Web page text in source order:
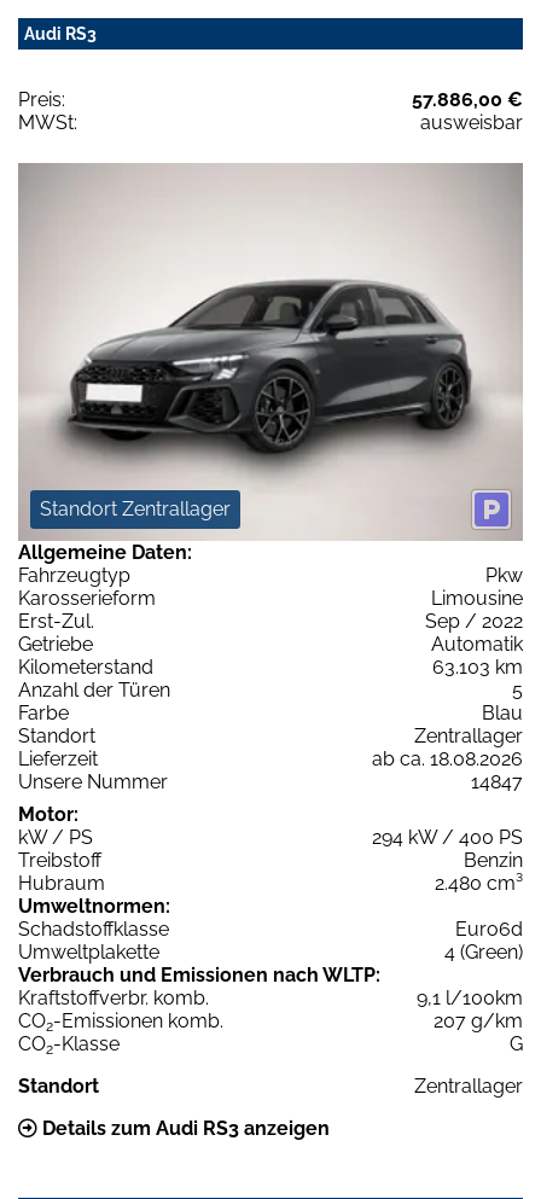
Audi RS3
Preis:
57.886,00 €
MWSt:
ausweisbar
Standort Zentrallager
Allgemeine Daten:
Fahrzeugtyp
Pkw
Karosserieform
Limousine
Erst-Zul.
Sep / 2022
Getriebe
Automatik
Kilometerstand
63.103 km
Anzahl der Türen
5
Farbe
Blau
Standort
Zentrallager
Lieferzeit
ab ca. 18.08.2026
Unsere Nummer
14847
Motor:
kW / PS
294 kW / 400 PS
Treibstoff
Benzin
Hubraum
2.480 cm³
Umweltnormen:
Schadstoffklasse
Euro6d
Umweltplakette
4 (Green)
Verbrauch und Emissionen nach WLTP:
Kraftstoffverbr. komb.
9,1 l/100km
CO2-Emissionen komb.
207 g/km
CO2-Klasse
G
Standort
Zentrallager
Details zum Audi RS3 anzeigen